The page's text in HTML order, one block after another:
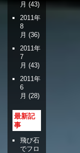
月 (43)
2011年
8
月 (36)
2011年
7
月 (43)
2011年
6
月 (28)
最新記
事
飛び石
でフロ